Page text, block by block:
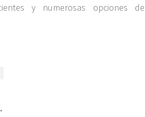
y numerosas opciones de